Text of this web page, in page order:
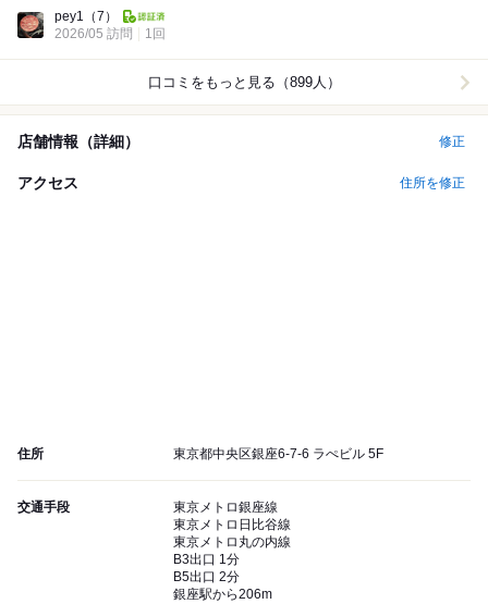
pey1 （7）
2026/05 訪問
1回
口コミをもっと見る（899人）
店舗情報（詳細） 修正
アクセス 住所を修正
住所 東京都中央区銀座6-7-6 ラぺビル 5F
交通手段
東京メトロ銀座線
東京メトロ日比谷線
東京メトロ丸の内線
B3出口 1分
B5出口 2分
銀座駅から206m